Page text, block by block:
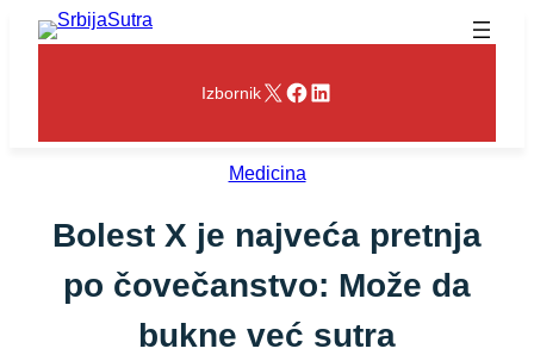
Skoči
IzbornikX Facebook
LinkedIn
Medicina
Bolest X je najveća pretnja
po čovečanstvo: Može da
bukne već sutra